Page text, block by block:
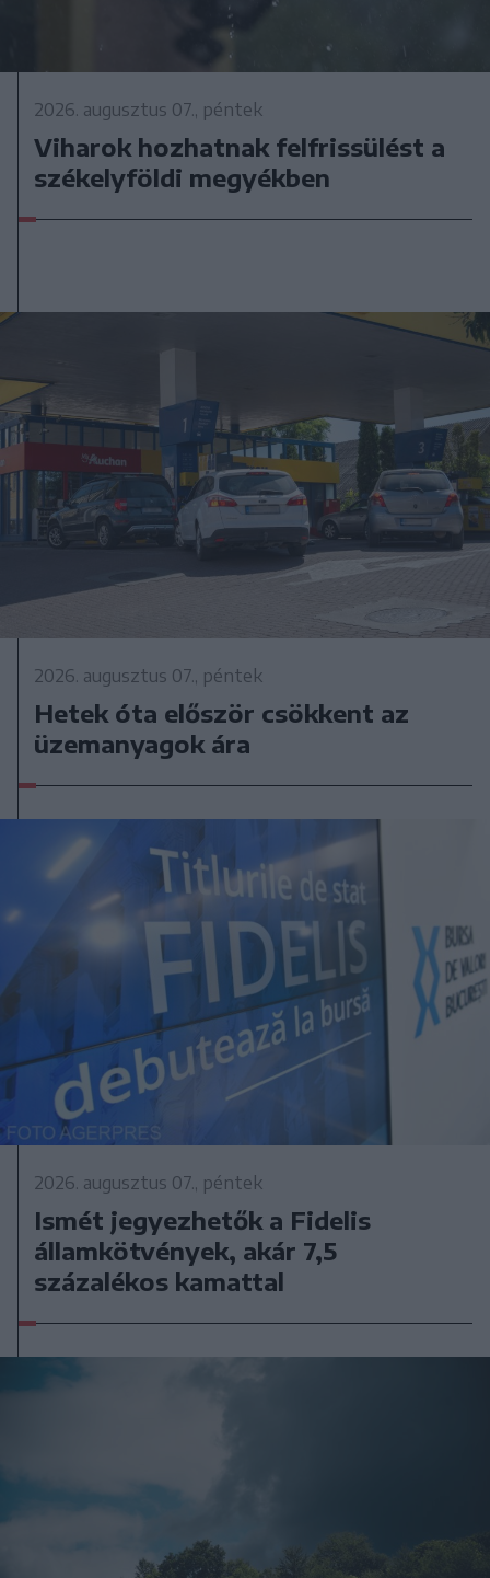
2026. augusztus 07., péntek
Viharok hozhatnak felfrissülést a
székelyföldi megyékben
2026. augusztus 07., péntek
Hetek óta először csökkent az
üzemanyagok ára
2026. augusztus 07., péntek
Ismét jegyezhetők a Fidelis
államkötvények, akár 7,5
százalékos kamattal